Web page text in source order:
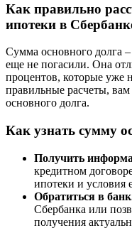
Как правильно
ипотеки в
Сумма основного долга
еще не погасили. Она
процентов, которые уже
правильные расчеты,
основного долга.
Как узнать сумму
Получить
кредитном
ипотеки и условия
Обратиться в
Сбербанка или
получения